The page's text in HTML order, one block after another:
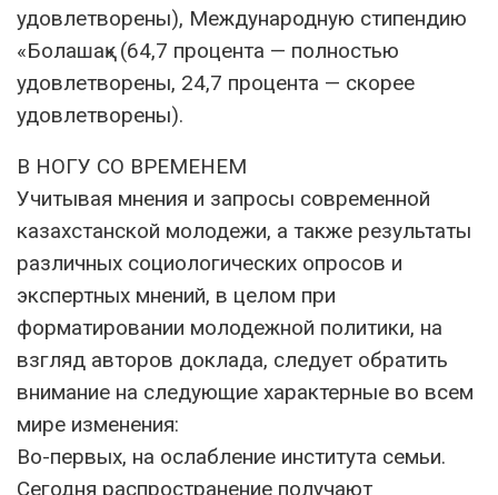
удовлетворены), Международную стипендию
«Болашақ» (64,7 процента — полностью
удовлетворены, 24,7 процента — скорее
удовлетворены).
В НОГУ СО ВРЕМЕНЕМ
Учитывая мнения и запросы современной
казахстанской молодежи, а также результаты
различных социологических опросов и
экспертных мнений, в целом при
форматировании молодежной политики, на
взгляд авторов доклада, следует обратить
внимание на следующие характерные во всем
мире изменения:
Во-первых, на ослабление института семьи.
Сегодня распространение получают